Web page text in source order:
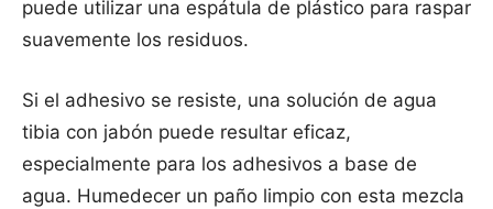
puede utilizar una espátula de plástico para raspar
suavemente los residuos.
Si el adhesivo se resiste, una solución de agua
tibia con jabón puede resultar eficaz,
especialmente para los adhesivos a base de
agua. Humedecer un paño limpio con esta mezcla